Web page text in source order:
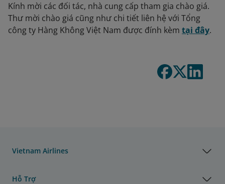
Kính mời các đối tác, nhà cung cấp tham gia chào giá.
Thư mời chào giá cũng như chi tiết liên hệ với Tổng
công ty Hàng Không Việt Nam được đính kèm tại đây.
Vietnam Airlines
Hỗ Trợ